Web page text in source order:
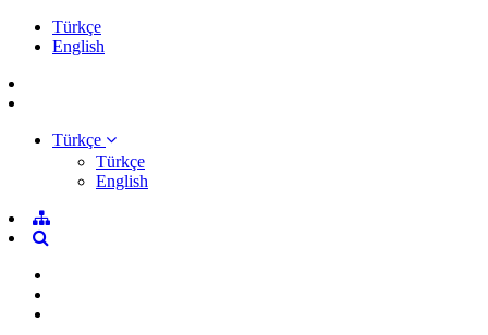
Türkçe
English
Türkçe
Türkçe
English